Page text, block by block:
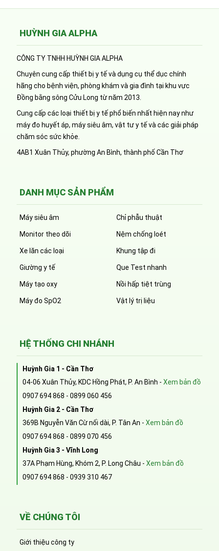
HUỲNH GIA ALPHA
CÔNG TY TNHH HUỲNH GIA ALPHA
Chuyên cung cấp thiết bị y tế và dụng cụ thể dục chính
hãng cho bệnh viện, phòng khám và gia đình tại khu vực
Đồng bằng sông Cửu Long từ năm 2013.
Cung cấp các loại thiết bị y tế phổ biến nhất hiện nay như
máy đo huyết áp, máy siêu âm, vật tư y tế và các giải pháp
chăm sóc sức khỏe.
4AB1 Xuân Thủy, phường An Bình, thành phố Cần Thơ
DANH MỤC SẢN PHẨM
Máy siêu âm
Monitor theo dõi
Xe lăn các loại
Giường y tế
Máy tạo oxy
Máy đo SpO2
Chỉ phẫu thuật
Nệm chống loét
Khung tập đi
Que Test nhanh
Nồi hấp tiệt trùng
Vật lý trị liệu
HỆ THỐNG CHI NHÁNH
Huỳnh Gia 1 - Cần Thơ
04-06 Xuân Thủy, KDC Hồng Phát, P. An Bình - Xem bản đồ
0907 694 868 - 0899 060 456
Huỳnh Gia 2 - Cần Thơ
369B Nguyễn Văn Cừ nối dài, P. Tân An - Xem bản đồ
0907 694 868 - 0899 070 456
Huỳnh Gia 3 - Vĩnh Long
37A Phạm Hùng, Khóm 2, P. Long Châu - Xem bản đồ
0907 694 868 - 0939 310 467
VỀ CHÚNG TÔI
Giới thiệu công ty